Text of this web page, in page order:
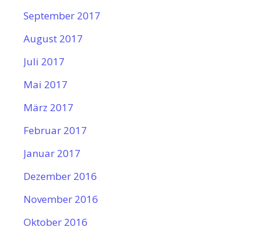
September 2017
August 2017
Juli 2017
Mai 2017
März 2017
Februar 2017
Januar 2017
Dezember 2016
November 2016
Oktober 2016